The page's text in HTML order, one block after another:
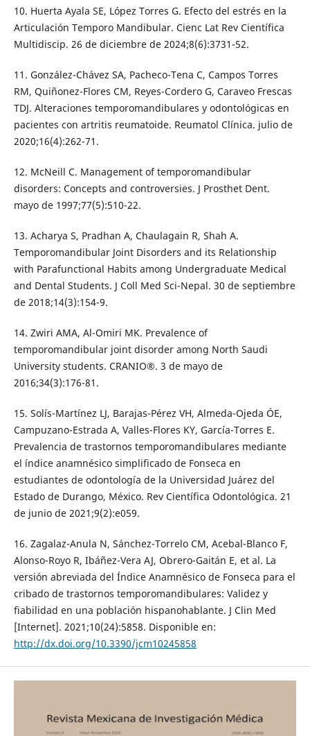
10. Huerta Ayala SE, López Torres G. Efecto del estrés en la
Articulación Temporo Mandibular. Cienc Lat Rev Científica
Multidiscip. 26 de diciembre de 2024;8(6):3731-52.
11. González-Chávez SA, Pacheco-Tena C, Campos Torres
RM, Quiñonez-Flores CM, Reyes-Cordero G, Caraveo Frescas
TDJ. Alteraciones temporomandibulares y odontológicas en
pacientes con artritis reumatoide. Reumatol Clínica. julio de
2020;16(4):262-71.
12. McNeill C. Management of temporomandibular
disorders: Concepts and controversies. J Prosthet Dent.
mayo de 1997;77(5):510-22.
13. Acharya S, Pradhan A, Chaulagain R, Shah A.
Temporomandibular Joint Disorders and its Relationship
with Parafunctional Habits among Undergraduate Medical
and Dental Students. J Coll Med Sci-Nepal. 30 de septiembre
de 2018;14(3):154-9.
14. Zwiri AMA, Al-Omiri MK. Prevalence of
temporomandibular joint disorder among North Saudi
University students. CRANIO®. 3 de mayo de
2016;34(3):176-81.
15. Solís-Martínez LJ, Barajas-Pérez VH, Almeda-Ojeda ÓE,
Campuzano-Estrada A, Valles-Flores KY, García-Torres E.
Prevalencia de trastornos temporomandibulares mediante
el índice anamnésico simplificado de Fonseca en
estudiantes de odontología de la Universidad Juárez del
Estado de Durango, México. Rev Científica Odontológica. 21
de junio de 2021;9(2):e059.
16. Zagalaz-Anula N, Sánchez-Torrelo CM, Acebal-Blanco F,
Alonso-Royo R, Ibáñez-Vera AJ, Obrero-Gaitán E, et al. La
versión abreviada del Índice Anamnésico de Fonseca para el
cribado de trastornos temporomandibulares: Validez y
fiabilidad en una población hispanohablante. J Clin Med
[Internet]. 2021;10(24):5858. Disponible en:
http://dx.doi.org/10.3390/jcm10245858